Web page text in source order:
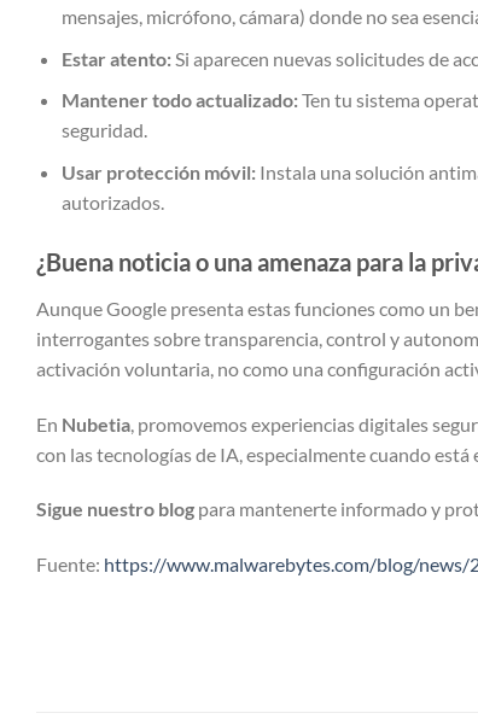
mensajes, micrófono, cámara) donde no sea
Estar atento:Si aparecen nuevas solicitudes de
Mantener todo actualizado:Ten tu sistema
seguridad.
Usar protección móvil:Instala una solución
autorizados.
¿Buena noticia o una amenaza para la
Aunque Google presenta estas funciones como un
interrogantes sobre transparencia, control y
activación voluntaria, no como una configuración
En Nubetia , promovemos experiencias digitales
con las tecnologías de IA, especialmente cuando está
Sigue nuestro blog para mantenerte informado y
Fuente: https://www.malwarebytes.com/blog/